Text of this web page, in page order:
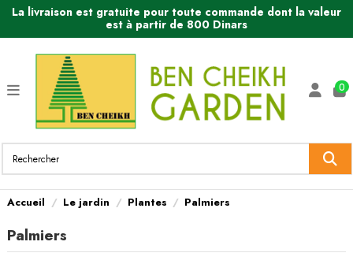
La livraison est gratuite pour toute commande dont la valeur
est à partir de 800 Dinars
0
Accueil Le jardin Plantes Palmiers
Palmiers